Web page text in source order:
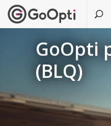
GoOpti
(BLQ)